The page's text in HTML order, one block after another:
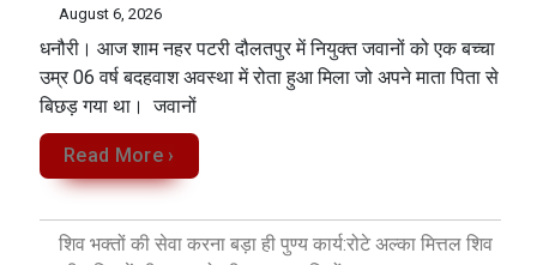
August 6, 2026
धनौरी। आज शाम नहर पटरी दौलतपुर में नियुक्त जवानों को एक बच्चा
उम्र 06 वर्ष बदहवाश अवस्था में रोता हुआ मिला जो अपने माता पिता से
बिछड़ गया था। जवानों
Read More ›
शिव भक्तों की सेवा करना बड़ा ही पुण्य कार्य:रोटे अल्का मित्तल शिव